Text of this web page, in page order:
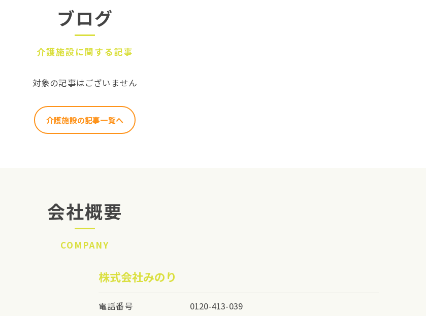
ブログ
介護施設に関する記事
対象の記事はございません
介護施設の記事一覧へ
会社概要
COMPANY
株式会社みのり
電話番号 0120-413-039